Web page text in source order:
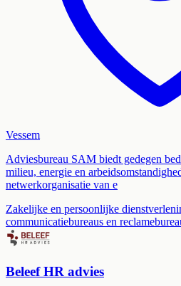
Vessem
Adviesbureau SAM biedt gedegen
milieu, energie en
netwerkorganisatie van e
Zakelijke en persoonlijke
communicatiebureaus en
Beleef HR advies